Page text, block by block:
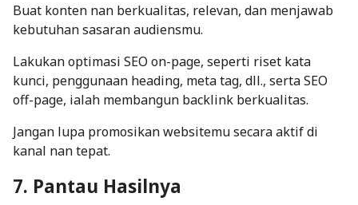
Buat konten nan berkualitas, relevan, dan menjawab
kebutuhan sasaran audiensmu.
Lakukanoptimasi SEO on-page, seperti riset kata
kunci, penggunaan heading, meta tag, dll., serta SEO
off-page, ialah membangun backlink berkualitas.
Jangan lupa promosikan websitemu secara aktif di
kanal nan tepat.
7. Pantau Hasilnya